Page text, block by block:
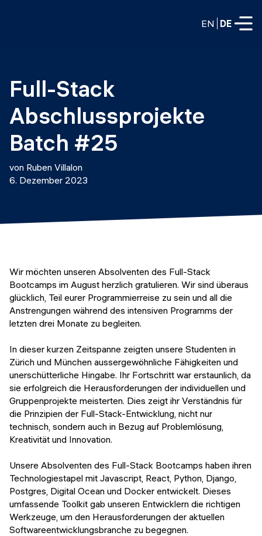
EN DE
VOLLZEITPROGRAMME
Data Science
Web-Entwicklung und KI
TEILZEITROGRAMME
Data Science
DevOps zu LLMOps
KURZKURSE
Generative KI meistern
Python Programmierung
KOSTENLOSE RESSOURCEN
Data Science Einführungskurs
Web-Entwicklung Einführungskurs
Python Einführungskurs
Weiterbildung / Schulung
Consulting
Prototyping
Veranstaltungen
Abschlussprojekte
Alumni Geschichten
Full-Stack
Abschlussprojekte
Batch #25
von Ruben Villalon
6. Dezember 2023
Wir möchten unseren Absolventen des Full-Stack
Bootcamps im August herzlich gratulieren. Wir sind überaus
glücklich, Teil eurer Programmierreise zu sein und all die
Anstrengungen während des intensiven Programms der
letzten drei Monate zu begleiten.
In dieser kurzen Zeitspanne zeigten unsere Studenten in
Zürich und München aussergewöhnliche Fähigkeiten und
unerschütterliche Hingabe. Ihr Fortschritt war erstaunlich, da
sie erfolgreich die Herausforderungen der individuellen und
Gruppenprojekte meisterten. Dies zeigt ihr Verständnis für
die Prinzipien der Full-Stack-Entwicklung, nicht nur
technisch, sondern auch in Bezug auf Problemlösung,
Kreativität und Innovation.
Unsere Absolventen des Full-Stack Bootcamps haben ihren
Technologiestapel mit Javascript, React, Python, Django,
Postgres, Digital Ocean und Docker entwickelt. Dieses
umfassende Toolkit gab unseren Entwicklern die richtigen
Werkzeuge, um den Herausforderungen der aktuellen
Softwareentwicklungsbranche zu begegnen.